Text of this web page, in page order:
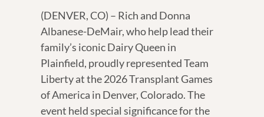
(DENVER, CO) – Rich and Donna
Albanese-DeMair, who help lead their
family’s iconic Dairy Queen in
Plainfield, proudly represented Team
Liberty at the 2026 Transplant Games
of America in Denver, Colorado. The
event held special significance for the